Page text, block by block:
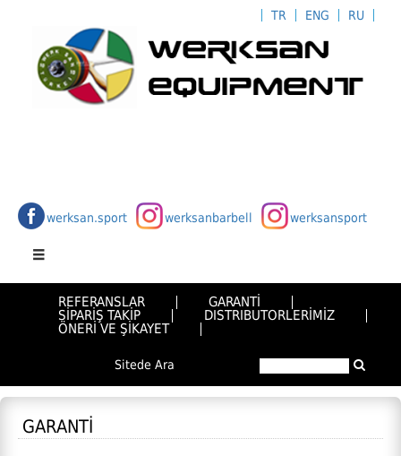
RU
ENG
TR
werksan.sport werksanbarbell werksansport
REFERANSLAR
GARANTİ
SİPARİŞ TAKİP
DISTRIBUTORLERİMİZ
ÖNERİ VE ŞİKAYET
Sitede Ara
GARANTİ